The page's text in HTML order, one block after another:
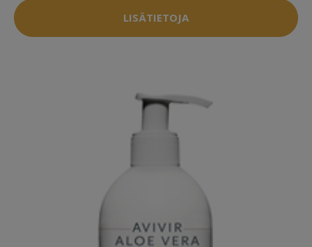
LISÄTIETOJA